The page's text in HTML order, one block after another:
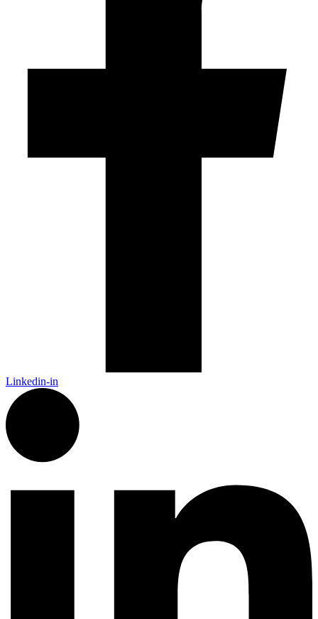
Linkedin-in